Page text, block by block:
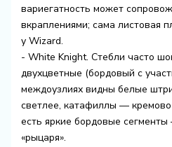
вариегатность может
вкраплениями; сама листовая
у Wizard.
- White Knight. Стебли часто
двухцветные (бордовый с
междоузлиях видны белые
светлее, катафиллы —
есть яркие бордовые
«рыцаря».